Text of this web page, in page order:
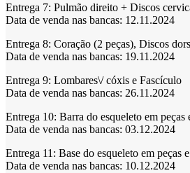
Entrega 7: Pulmão direito + Discos
Data de venda nas bancas: 12.11.2024
Entrega 8: Coração (2 peças), Discos
Data de venda nas bancas: 19.11.2024
Entrega 9: Lombares\/ cóxis e Fascículo
Data de venda nas bancas: 26.11.2024
Entrega 10: Barra do esqueleto em peças
Data de venda nas bancas: 03.12.2024
Entrega 11: Base do esqueleto em peças
Data de venda nas bancas: 10.12.2024